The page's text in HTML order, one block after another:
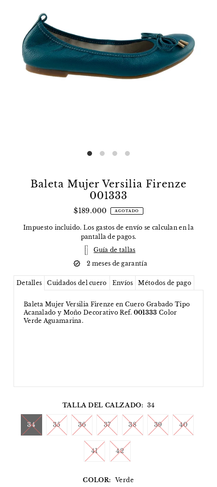
Baleta Mujer Versilia Firenze
001333
$189.000 AGOTADO
Impuesto incluido. Los gastos de envío se calculan en la
pantalla de pagos.
Guía de tallas
2 meses de garantía
Detalles Cuidados del cuero Envíos Métodos de pago
Baleta Mujer Versilia Firenze en Cuero Grabado Tipo
Acanalado y Moño Decorativo Ref. 001333 Color
Verde Aguamarina.
TALLA DEL CALZADO: 34
34 35 36 37 38 39 40
41 42
COLOR: Verde